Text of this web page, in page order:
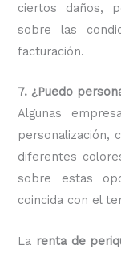
ciertos daños,
sobre las
facturación.
7. ¿Puedo
Algunas
personalización,
diferentes
sobre estas
coincida con el
La renta de